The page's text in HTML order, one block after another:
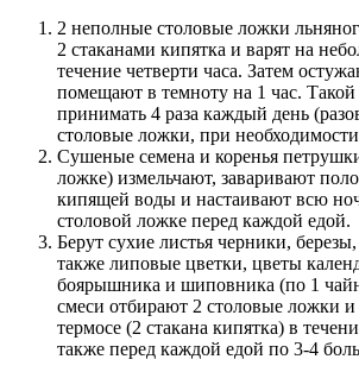
2 неполные столовые ложки
2 стаканами кипятка и варят на
течение четверти часа. Затем
помещают в темноту на 1 час. Такой
принимать 4 раза каждый день
столовые ложки, при
Сушеные семена и коренья
ложке) измельчают, заваривают
кипящей воды и настаивают всю
столовой ложке перед каждой едой.
Берут сухие листья черники,
также липовые цветки, цветы
боярышника и шиповника (по 1
смеси отбирают 2 столовые ложки и
термосе (2 стакана кипятка) в
также перед каждой едой по 3-4